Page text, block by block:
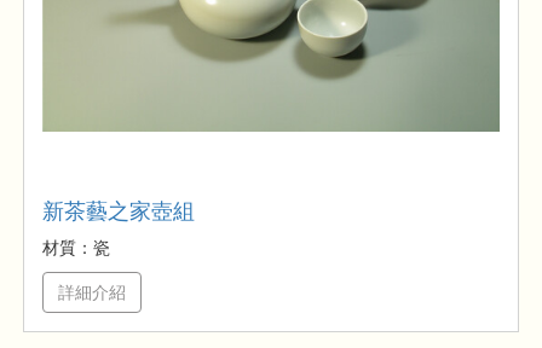
新茶藝之家壺組
材質：瓷
詳細介紹